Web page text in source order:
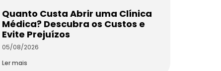
Quanto Custa Abrir uma Clínica
Médica? Descubra os Custos e
Evite Prejuízos
05/08/2026
Ler mais